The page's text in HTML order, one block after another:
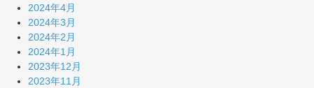
2024年4月
2024年3月
2024年2月
2024年1月
2023年12月
2023年11月